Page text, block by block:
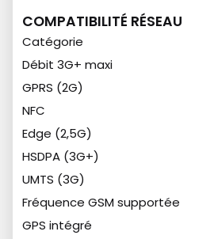
COMPATIBILITÉ RÉSEAU
Catégorie
Débit 3G+ maxi
GPRS (2G)
NFC
Edge (2,5G)
HSDPA (3G+)
UMTS (3G)
Fréquence GSM supportée
GPS intégré